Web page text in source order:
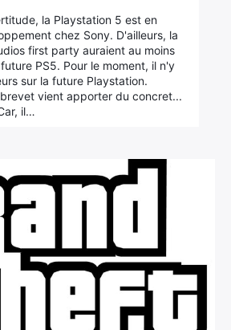
la Playstation 5 est en
chez Sony. D'ailleurs, la
first party auraient au moins
PS5. Pour le moment, il n'y
sur la future Playstation.
vient apporter du concret...
il…